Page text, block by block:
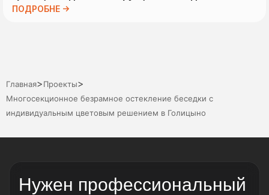
ПОДРОБНЕ →
Главная>Проекты>
Многосекционное безрамное остекление беседки с
индивидуальным цветовым решением в Голицыно
Нужен профессиональный